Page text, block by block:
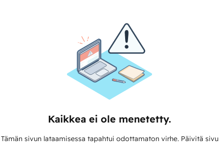
Kaikkea ei ole menetetty.
Tämän sivun lataamisessa tapahtui odottamaton virhe. Päivitä sivu